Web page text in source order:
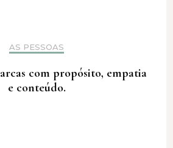
AS PESSOAS
com propósito, empatia
e conteúdo.